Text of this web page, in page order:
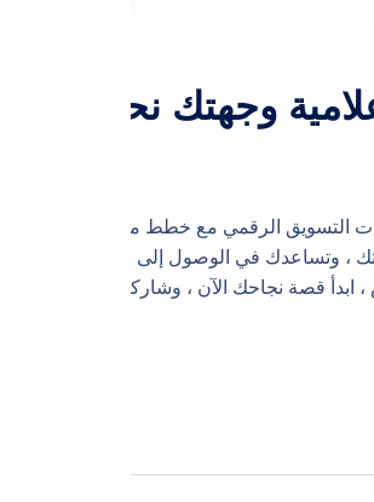
وجهتك نحو
التسويق الرقمي مع خطط مبتكرة تحقق
، وتساعدك في الوصول إلى النجاح بجودة
قصة نجاحك الآن ، وشاركنا التجربة